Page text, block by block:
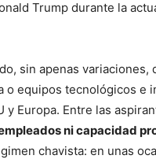
Trump durante la
sin apenas
o equipos tecnológicos e
y Europa. Entre las
ni capacidad
chavista: en unas